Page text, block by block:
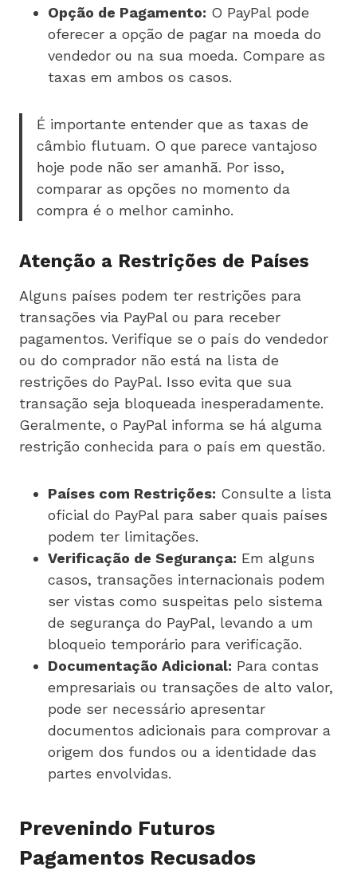
Opção de Pagamento: O PayPal pode
oferecer a opção de pagar na moeda do
vendedor ou na sua moeda. Compare as
taxas em ambos os casos.
É importante entender que as taxas de
câmbio flutuam. O que parece vantajoso
hoje pode não ser amanhã. Por isso,
comparar as opções no momento da
compra é o melhor caminho.
Atenção a Restrições de Países
Alguns países podem ter restrições para
transações via PayPal ou para receber
pagamentos. Verifique se o país do vendedor
ou do comprador não está na lista de
restrições do PayPal. Isso evita que sua
transação seja bloqueada inesperadamente.
Geralmente, o PayPal informa se há alguma
restrição conhecida para o país em questão.
Países com Restrições: Consulte a lista
oficial do PayPal para saber quais países
podem ter limitações.
Verificação de Segurança: Em alguns
casos, transações internacionais podem
ser vistas como suspeitas pelo sistema
de segurança do PayPal, levando a um
bloqueio temporário para verificação.
Documentação Adicional: Para contas
empresariais ou transações de alto valor,
pode ser necessário apresentar
documentos adicionais para comprovar a
origem dos fundos ou a identidade das
partes envolvidas.
Prevenindo Futuros
Pagamentos Recusados